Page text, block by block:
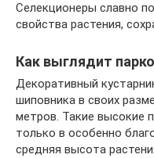
Селекционеры славно
свойства растения,
Как выглядит
Декоративный
шиповника в своих
метров. Такие высокие
только в особенно
средняя высота